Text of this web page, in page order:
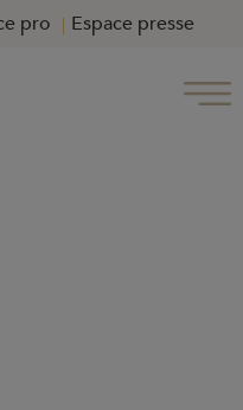
pro Espace presse